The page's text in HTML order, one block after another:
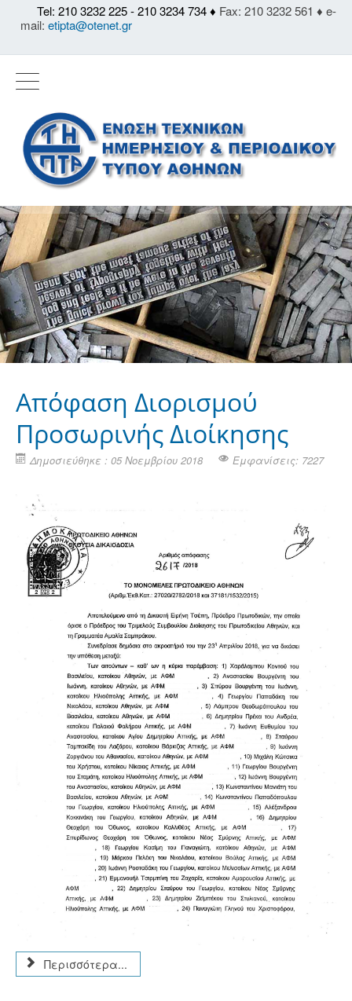
Tel: 210 3232 225 - 210 3234 734 ♦ Fax: 210 3232 561 ♦ e-
mail: etipta@otenet.gr
Απόφαση Διορισμού
Προσωρινής Διοίκησης
Δημοσιεύθηκε : 05 Νοεμβρίου 2018 Εμφανίσεις: 7227
Περισσότερα...